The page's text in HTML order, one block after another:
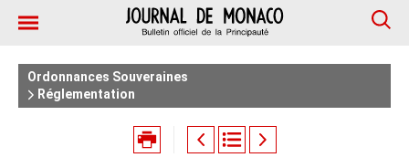
Ordonnances Souveraines
Réglementation